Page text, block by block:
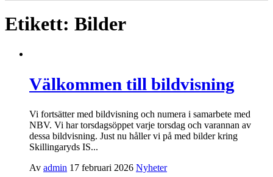
Etikett: Bilder
Välkommen till bildvisning
Vi fortsätter med bildvisning och numera i samarbete med
NBV. Vi har torsdagsöppet varje torsdag och varannan av
dessa bildvisning. Just nu håller vi på med bilder kring
Skillingaryds IS...
Av admin 17 februari 2026 Nyheter